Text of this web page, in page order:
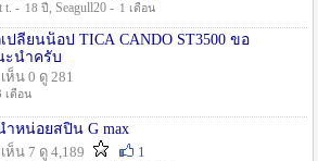
t. - 18 ปี , Seagull20 - 1 เดือน
ปลี่ยนน็อป TICA CANDO ST3500 ขอ
ะนำครับ
ห็น 0 ดู 281
เดือน
ำหน่อยสปิน G max
ห็น 7 ดู 4,189
1